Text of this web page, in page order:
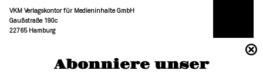
Abonniere unser
VKM Verlagskontor für Medieninhalte GmbH
Gaußstraße 190c
22765 Hamburg
moc.grubmah-enezs@ofni